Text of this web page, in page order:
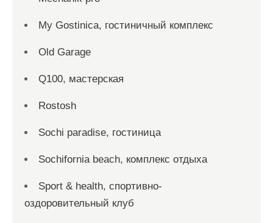
My Gostinica, гостиничный комплекс
Old Garage
Q100, мастерская
Rostosh
Sochi paradise, гостиница
Sochifornia beach, комплекс отдыха
Sport & health, спортивно-
оздоровительный клуб